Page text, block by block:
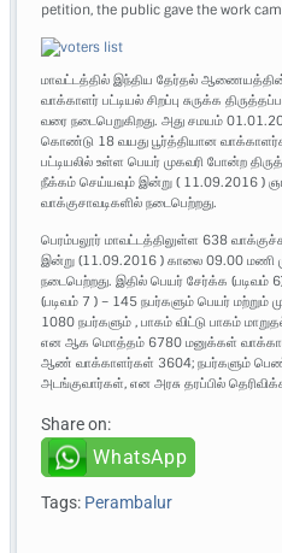
petition, the public gave the work
மாவட்டத்தில் இந்திய தேர்தல்
வாக்காளர் பட்டியல் சிறப்பு சுருக்க
வரை நடைபெறுகிறது. அது சமயம்
கொண்டு 18 வயது பூர்த்தியான
பட்டியலில் உள்ள பெயர் முகவரி போன்ற
நீக்கம் செய்யவும் இன்று ( 11.09.2016 )
வாக்குசாவடிகளில் நடைபெற்றது.
பெரம்பலூர் மாவட்டத்திலுள்ள 638
இன்று (11.09.2016 ) காலை 09.00 மணி
நடைபெற்றது. இதில் பெயர் சேர்க்க
(படிவம் 7 ) – 145 நபர்களும் பெயர் மற்றும்
1080 நபர்களும் , பாகம் விட்டு பாகம்
என ஆக மொத்தம் 6780 மனுக்கள்
ஆண் வாக்காளர்கள் 3604; நபர்களும்
அடங்குவார்கள், என அரசு தரப்பில்
Share on:
WhatsApp
Tags: Perambalur